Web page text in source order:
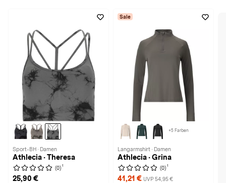
Sport-BH · Damen
Athlecia · Theresa
(0) 1
25,90 €
Sale
+5 Farben
Langarmshirt · Damen
Athlecia · Grina
(0) 1
41,21 € UVP 54,95 €